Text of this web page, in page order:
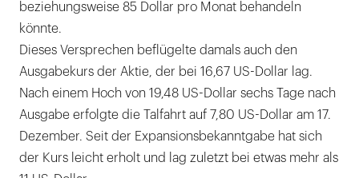
beziehungsweise 85 Dollar pro Monat behandeln
könnte.
Dieses Versprechen beflügelte damals auch den
Ausgabekurs der Aktie, der bei 16,67 US-Dollar lag.
Nach einem Hoch von 19,48 US-Dollar sechs Tage nach
Ausgabe erfolgte die Talfahrt auf 7,80 US-Dollar am 17.
Dezember. Seit der Expansionsbekanntgabe hat sich
der Kurs leicht erholt und lag zuletzt bei etwas mehr als